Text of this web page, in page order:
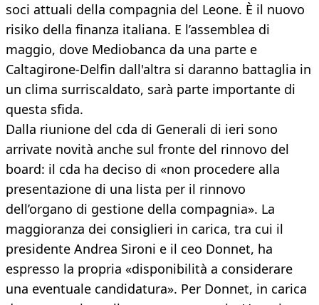
soci attuali della compagnia del Leone. È il nuovo
risiko della finanza italiana. E l’assemblea di
maggio, dove Mediobanca da una parte e
Caltagirone-Delfin dall'altra si daranno battaglia in
un clima surriscaldato, sarà parte importante di
questa sfida.
Dalla riunione del cda di Generali di ieri sono
arrivate novità anche sul fronte del rinnovo del
board: il cda ha deciso di «non procedere alla
presentazione di una lista per il rinnovo
dell’organo di gestione della compagnia». La
maggioranza dei consiglieri in carica, tra cui il
presidente Andrea Sironi e il ceo Donnet, ha
espresso la propria «disponibilità a considerare
una eventuale candidatura». Per Donnet, in carica